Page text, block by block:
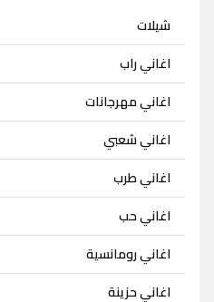
شيلات
اغاني راب
اغاني مهرجانات
اغاني شعبي
اغاني طرب
اغاني حب
اغاني رومانسية
اغاني حزينة